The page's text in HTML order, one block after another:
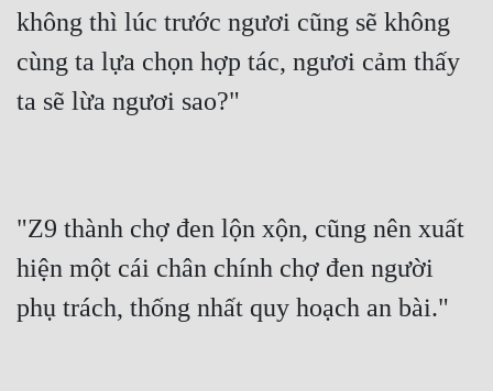
Sát Phạt Quyết Đoán
Vô Sỉ
Điềm Đạm
không thì lúc trước ngươi cũng sẽ không
cùng ta lựa chọn hợp tác, ngươi cảm thấy
ta sẽ lừa ngươi sao?"
"Z9 thành chợ đen lộn xộn, cũng nên xuất
hiện một cái chân chính chợ đen người
phụ trách, thống nhất quy hoạch an bài."